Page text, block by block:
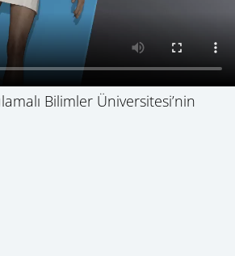
Bilimler Üniversitesi’nin